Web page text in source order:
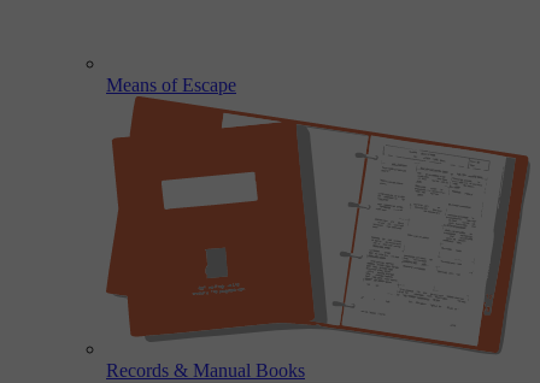
Means of Escape
Records & Manual Books